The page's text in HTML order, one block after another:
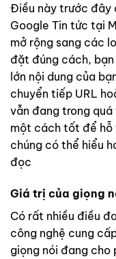
Điều này trước đây
Google Tin tức tại
mở rộng sang các
đặt đúng cách,
lớn nội dung của
chuyển tiếp URL
vẫn đang trong
một cách tốt để hỗ
chúng có thể hiểu
đọc
Giá trị của giọng
Có rất nhiều điều
công nghệ cung
giọng nói đang cho